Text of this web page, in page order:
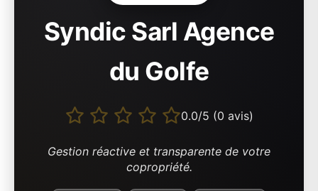
Syndic Sarl Agence
du Golfe
0.0/5 (0 avis)
Gestion réactive et transparente de votre
copropriété.